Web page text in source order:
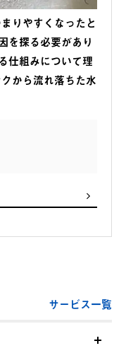
りやすくなったと
を探る必要があり
仕組みについて理
から流れ落ちた水
サービス一覧